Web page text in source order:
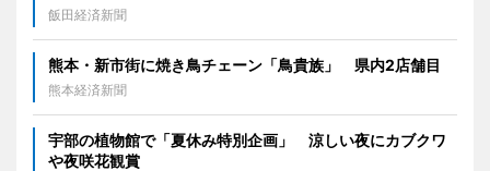
飯田経済新聞
熊本・新市街に焼き鳥チェーン「鳥貴族」 県内2店舗目
熊本経済新聞
宇部の植物館で「夏休み特別企画」 涼しい夜にカブクワ
や夜咲花観賞